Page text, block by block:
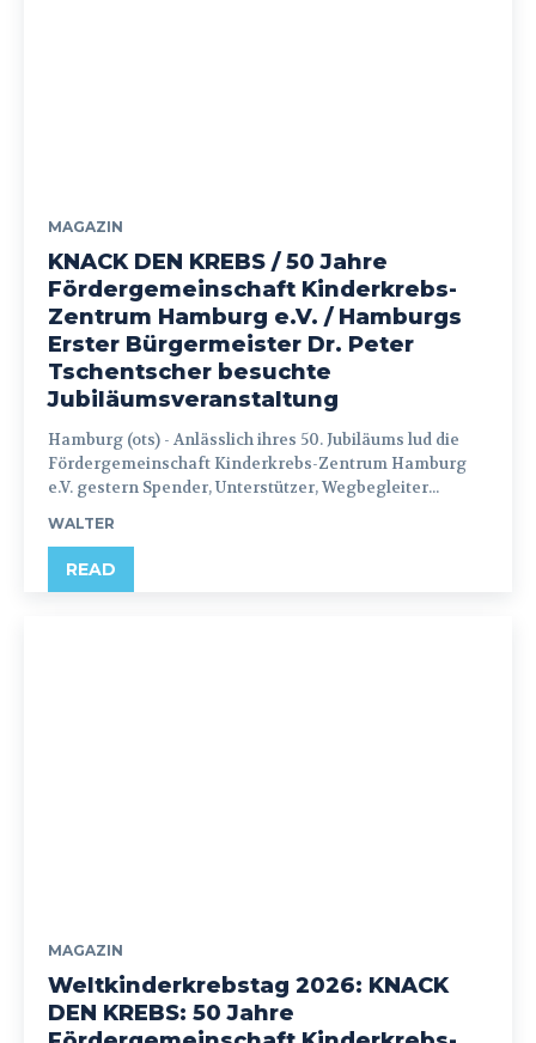
MAGAZIN
KNACK DEN KREBS / 50 Jahre
Fördergemeinschaft Kinderkrebs-
Zentrum Hamburg e.V. / Hamburgs
Erster Bürgermeister Dr. Peter
Tschentscher besuchte
Jubiläumsveranstaltung
Hamburg (ots) - Anlässlich ihres 50. Jubiläums lud die
Fördergemeinschaft Kinderkrebs-Zentrum Hamburg
e.V. gestern Spender, Unterstützer, Wegbegleiter...
WALTER
READ
MAGAZIN
Weltkinderkrebstag 2026: KNACK
DEN KREBS: 50 Jahre